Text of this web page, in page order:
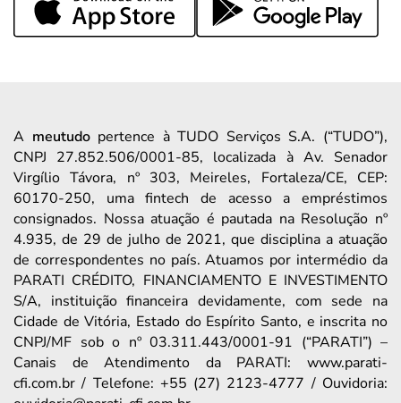
A meutudopertence à TUDO Serviços S.A. (“TUDO”),
CNPJ 27.852.506/0001-85, localizada à Av. Senador
Virgílio Távora, nº 303, Meireles, Fortaleza/CE, CEP:
60170-250, uma fintech de acesso a empréstimos
consignados. Nossa atuação é pautada na Resolução nº
4.935, de 29 de julho de 2021, que disciplina a atuação
de correspondentes no país. Atuamos por intermédio da
PARATI CRÉDITO, FINANCIAMENTO E INVESTIMENTO
S/A, instituição financeira devidamente, com sede na
Cidade de Vitória, Estado do Espírito Santo, e inscrita no
CNPJ/MF sob o nº 03.311.443/0001-91 (“PARATI”) –
Canais de Atendimento da PARATI: www.parati-
cfi.com.br / Telefone: +55 (27) 2123-4777 / Ouvidoria: